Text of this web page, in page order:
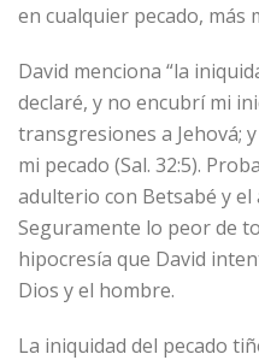
en cualquier pecado, más
David menciona “la
declaré, y no encubrí mi
transgresiones a Jehová;
mi pecado (Sal. 32:5).
adulterio con Betsabé y el
Seguramente lo peor de
hipocresía que David
Dios y el hombre.
La iniquidad del pecado